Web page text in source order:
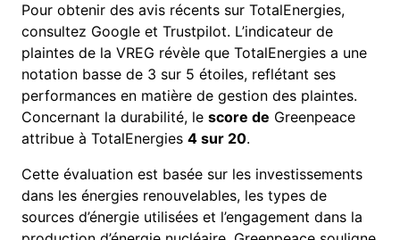
Pour obtenir des avis récents sur TotalEnergies,
consultez Google et Trustpilot. L’indicateur de
plaintes de la VREG révèle que TotalEnergies a une
notation basse de 3 sur 5 étoiles, reflétant ses
performances en matière de gestion des plaintes.
Concernant la durabilité, le score de Greenpeace
attribue à TotalEnergies 4 sur 20.
Cette évaluation est basée sur les investissements
dans les énergies renouvelables, les types de
sources d’énergie utilisées et l’engagement dans la